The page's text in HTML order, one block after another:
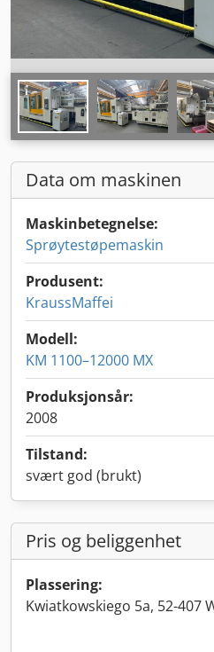
Data om maskinen
Maskinbetegnelse:
Sprøytestøpemaskin
Produsent:
KraussMaffei
Modell:
KM 1100–12000 MX
Produksjonsår:
2008
Tilstand:
svært god (brukt)
Pris og beliggenhet
Plassering:
Kwiatkowskiego 5a, 52-407